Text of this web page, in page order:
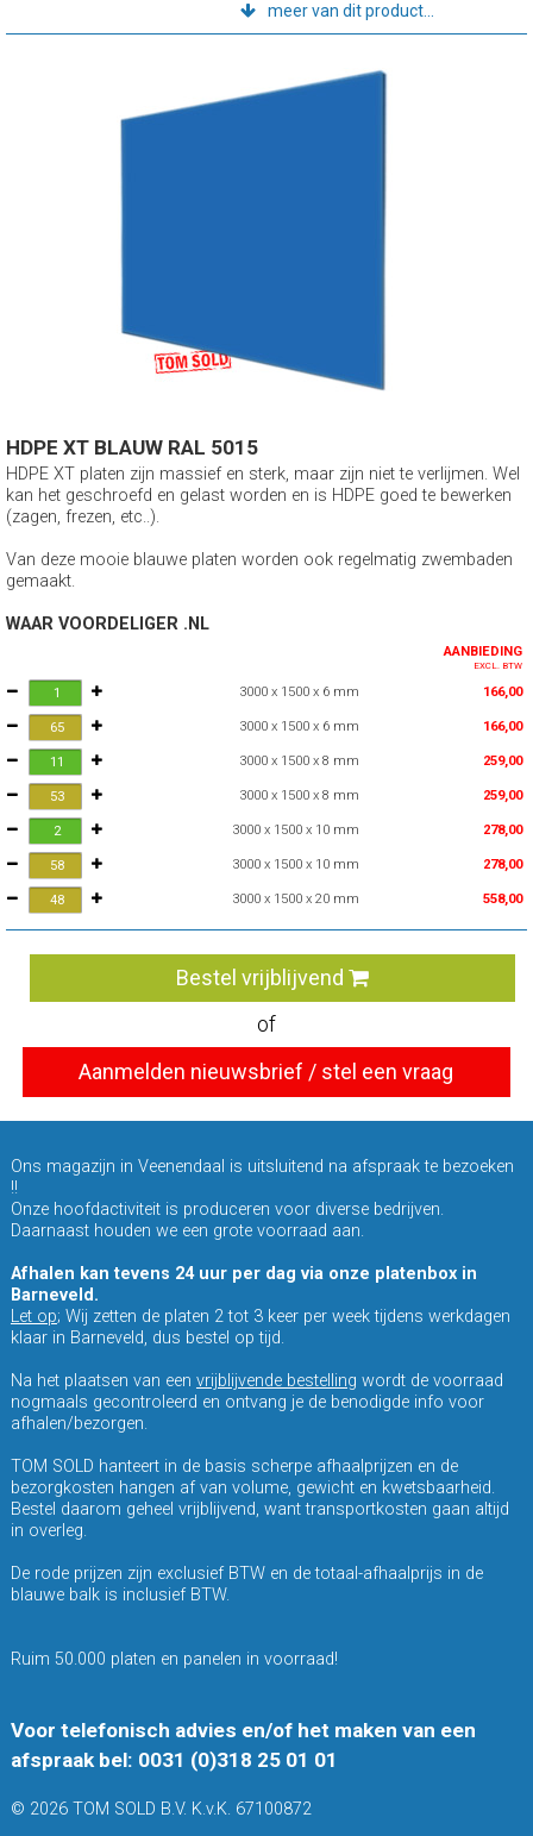
meer van dit product...
HDPE XT BLAUW RAL 5015
HDPE XT platen zijn massief en sterk, maar zijn niet te verlijmen. Wel
kan het geschroefd en gelast worden en is HDPE goed te bewerken
(zagen, frezen, etc..).
Van deze mooie blauwe platen worden ook regelmatig zwembaden
gemaakt.
WAAR VOORDELIGER .NL
AANBIEDING
EXCL. BTW
3000 x 1500 x 6 mm 166,00
3000 x 1500 x 6 mm 166,00
3000 x 1500 x 8 mm 259,00
3000 x 1500 x 8 mm 259,00
3000 x 1500 x 10 mm 278,00
3000 x 1500 x 10 mm 278,00
3000 x 1500 x 20 mm 558,00
Bestel vrijblijvend
of
Aanmelden nieuwsbrief / stel een vraag
Ons magazijn in Veenendaal is uitsluitend na afspraak te bezoeken
!!
Onze hoofdactiviteit is produceren voor diverse bedrijven.
Daarnaast houden we een grote voorraad aan.
Afhalen kan tevens 24 uur per dag via onze platenbox in
Barneveld.
Let op; Wij zetten de platen 2 tot 3 keer per week tijdens werkdagen
klaar in Barneveld, dus bestel op tijd.
Na het plaatsen van een vrijblijvende bestelling wordt de voorraad
nogmaals gecontroleerd en ontvang je de benodigde info voor
afhalen/bezorgen.
TOM SOLD hanteert in de basis scherpe afhaalprijzen en de
bezorgkosten hangen af van volume, gewicht en kwetsbaarheid.
Bestel daarom geheel vrijblijvend, want transportkosten gaan altijd
in overleg.
De rode prijzen zijn exclusief BTW en de totaal-afhaalprijs in de
blauwe balk is inclusief BTW.
Ruim 50.000 platen en panelen in voorraad!
Voor telefonisch advies en/of het maken van een
afspraak bel: 0031 (0)318 25 01 01
© 2026 TOM SOLD B.V. K.v.K. 67100872